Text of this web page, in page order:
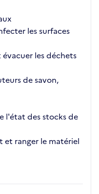
les surfaces
les déchets
de savon,
l'état des stocks de
et ranger le matériel